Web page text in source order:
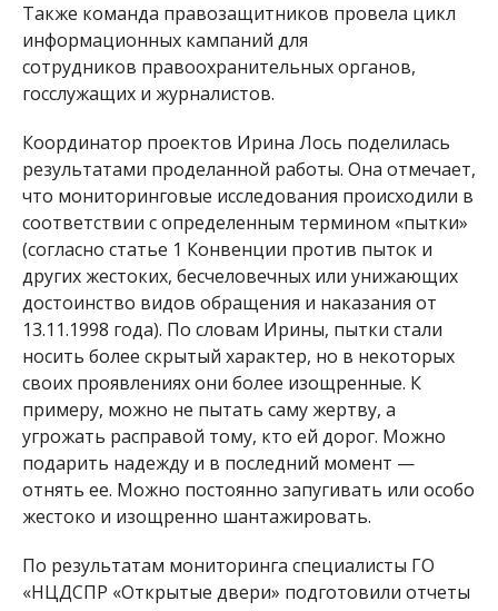
Также команда правозащитников провела цикл
информационных кампаний для
сотрудников правоохранительных органов,
госслужащих и журналистов.
Координатор проектов Ирина Лось поделилась
результатами проделанной работы. Она отмечает,
что мониторинговые исследования происходили в
соответствии с определенным термином «пытки»
(согласно статье 1 Конвенции против пыток и
других жестоких, бесчеловечных или унижающих
достоинство видов обращения и наказания от
13.11.1998 года). По словам Ирины, пытки стали
носить более скрытый характер, но в некоторых
своих проявлениях они более изощренные. К
примеру, можно не пытать саму жертву, а
угрожать расправой тому, кто ей дорог. Можно
подарить надежду и в последний момент —
отнять ее. Можно постоянно запугивать или особо
жестоко и изощренно шантажировать.
По результатам мониторинга специалисты ГО
«НЦДСПР «Открытые двери» подготовили отчеты